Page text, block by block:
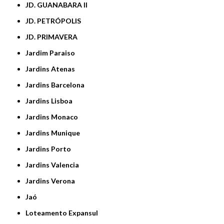
JD. GUANABARA II
JD. PETRÓPOLIS
JD. PRIMAVERA
Jardim Paraiso
Jardins Atenas
Jardins Barcelona
Jardins Lisboa
Jardins Monaco
Jardins Munique
Jardins Porto
Jardins Valencia
Jardins Verona
Jaó
Loteamento Expansul